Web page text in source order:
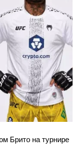
Брито на турнире